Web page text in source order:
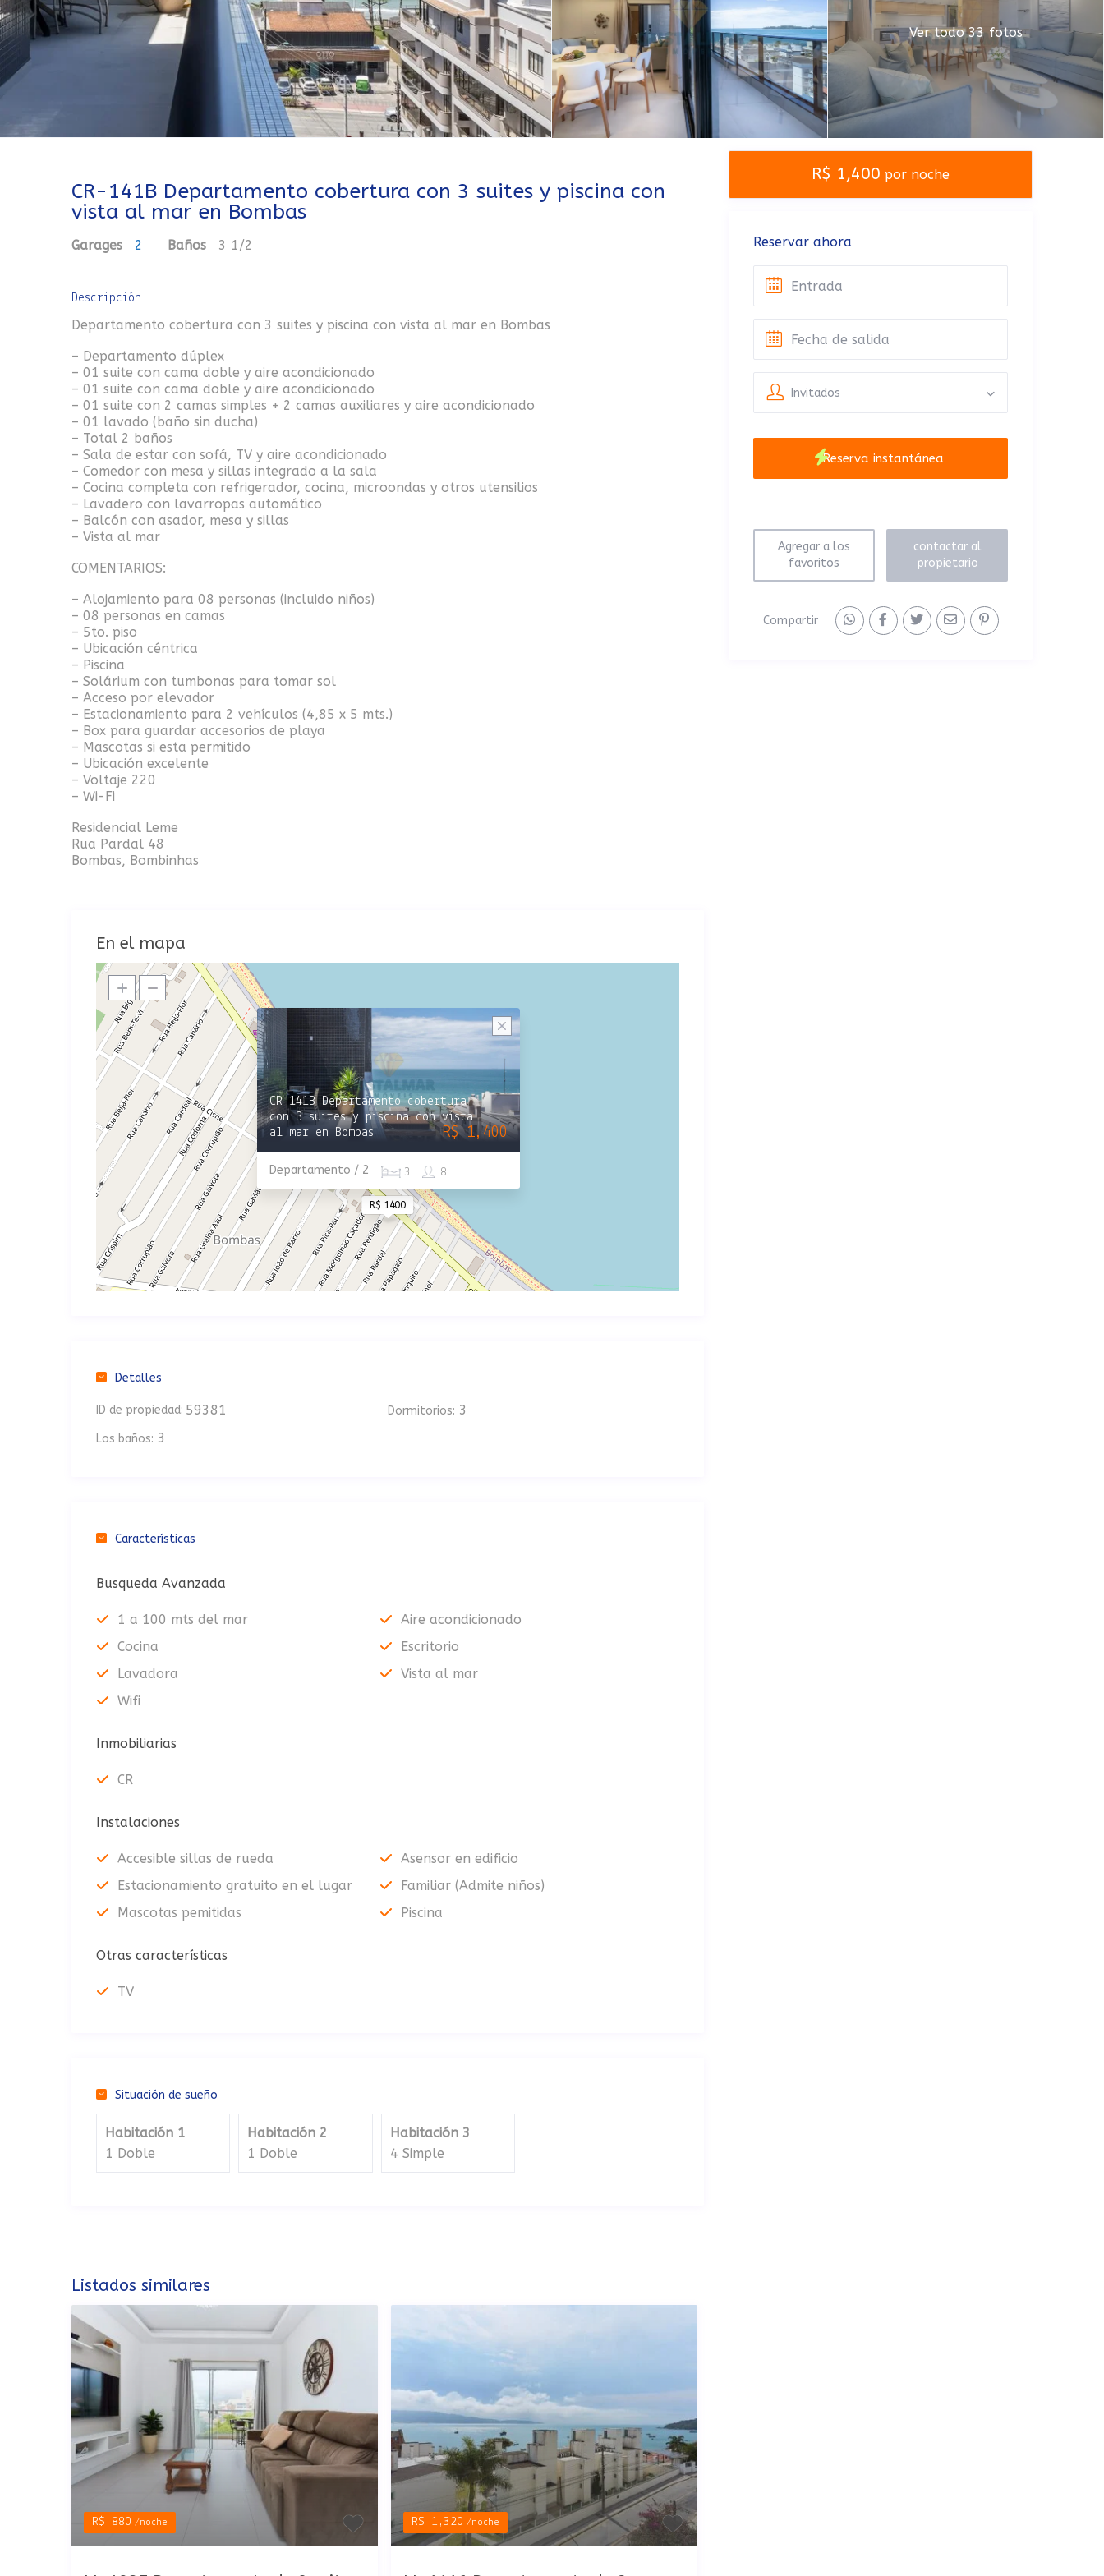
Ver todo 33 fotos
CR-141B Departamento cobertura con 3 suites y piscina con
vista al mar en Bombas
Garages 2 Baños 3 1/2
Descripción
Departamento cobertura con 3 suites y piscina con vista al mar en Bombas
– Departamento dúplex
– 01 suite con cama doble y aire acondicionado
– 01 suite con cama doble y aire acondicionado
– 01 suite con 2 camas simples + 2 camas auxiliares y aire acondicionado
– 01 lavado (baño sin ducha)
– Total 2 baños
– Sala de estar con sofá, TV y aire acondicionado
– Comedor con mesa y sillas integrado a la sala
– Cocina completa con refrigerador, cocina, microondas y otros utensilios
– Lavadero con lavarropas automático
– Balcón con asador, mesa y sillas
– Vista al mar
COMENTARIOS:
– Alojamiento para 08 personas (incluido niños)
– 08 personas en camas
– 5to. piso
– Ubicación céntrica
– Piscina
– Solárium con tumbonas para tomar sol
– Acceso por elevador
– Estacionamiento para 2 vehículos (4,85 x 5 mts.)
– Box para guardar accesorios de playa
– Mascotas si esta permitido
– Ubicación excelente
– Voltaje 220
– Wi-Fi
Residencial Leme
Rua Pardal 48
Bombas, Bombinhas
En el mapa
R$ 1400
CR-141B Departamento cobertura
con 3 suites y piscina con vista
al mar en Bombas
Departamento / 2 8
3
R$ 1,400
Detalles
ID de propiedad: 59381 Dormitorios: 3
Los baños: 3
Características
Busqueda Avanzada
1 a 100 mts del mar
Aire acondicionado
Cocina
Escritorio
Lavadora
Vista al mar
Wifi
Inmobiliarias
CR
Instalaciones
Accesible sillas de rueda
Asensor en edificio
Estacionamiento gratuito en el lugar
Familiar (Admite niños)
Mascotas pemitidas
Piscina
Otras características
TV
Situación de sueño
Habitación 1
1 Doble
Habitación 2
1 Doble
Habitación 3
4 Simple
Listados similares
R$ 880/noche R$ 1,320/noche
R$ 1,400 por noche
Reservar ahora
Invitados
Agregar a los
favoritos
contactar al
propietario
Compartir